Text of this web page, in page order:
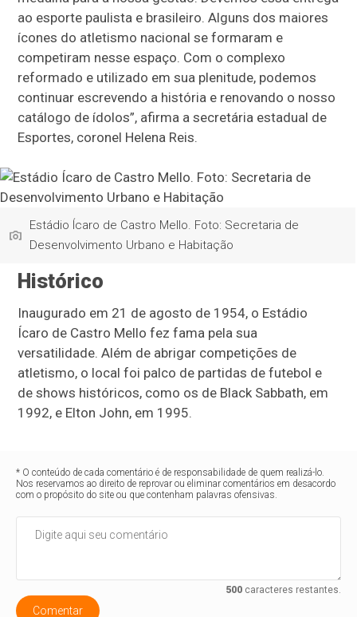
ao esporte paulista e brasileiro. Alguns dos maiores
ícones do atletismo nacional se formaram e
competiram nesse espaço. Com o complexo
reformado e utilizado em sua plenitude, podemos
continuar escrevendo a história e renovando o nosso
catálogo de ídolos”, afirma a secretária estadual de
Esportes, coronel Helena Reis.
Estádio Ícaro de Castro Mello. Foto: Secretaria de
Desenvolvimento Urbano e Habitação
Histórico
Inaugurado em 21 de agosto de 1954, o Estádio
Ícaro de Castro Mello fez fama pela sua
versatilidade. Além de abrigar competições de
atletismo, o local foi palco de partidas de futebol e
de shows históricos, como os de Black Sabbath, em
1992, e Elton John, em 1995.
* O conteúdo de cada comentário é de responsabilidade de quem realizá-lo.
Nos reservamos ao direito de reprovar ou eliminar comentários em desacordo
com o propósito do site ou que contenham palavras ofensivas.
500caracteres restantes.
Comentar